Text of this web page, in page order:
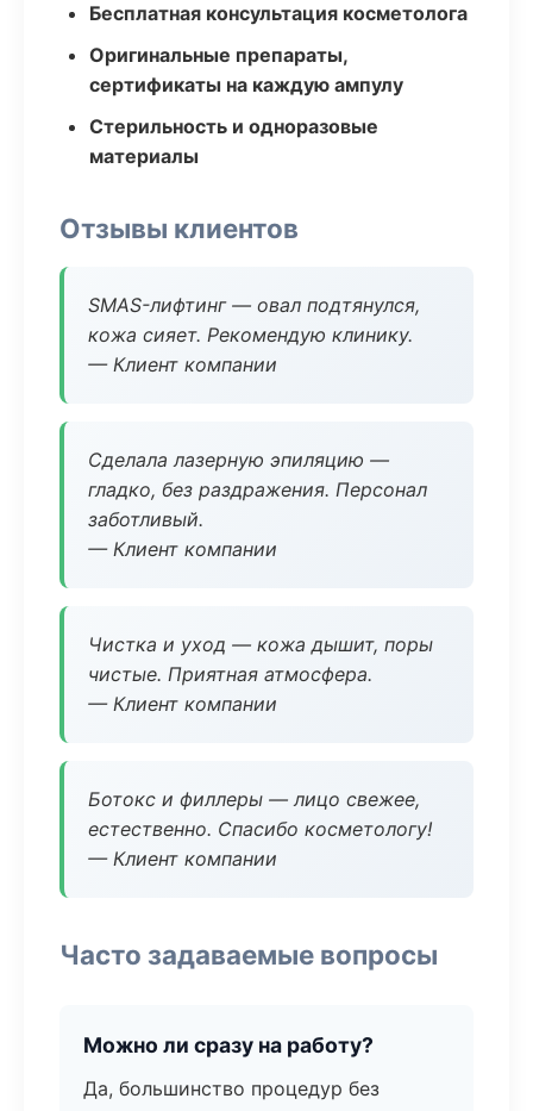
Бесплатная консультация косметолога
Оригинальные препараты,
сертификаты на каждую ампулу
Стерильность и одноразовые
материалы
Отзывы клиентов
SMAS-лифтинг — овал подтянулся,
кожа сияет. Рекомендую клинику.
— Клиент компании
Сделала лазерную эпиляцию —
гладко, без раздражения. Персонал
заботливый.
— Клиент компании
Чистка и уход — кожа дышит, поры
чистые. Приятная атмосфера.
— Клиент компании
Ботокс и филлеры — лицо свежее,
естественно. Спасибо косметологу!
— Клиент компании
Часто задаваемые вопросы
Можно ли сразу на работу?
Да, большинство процедур без